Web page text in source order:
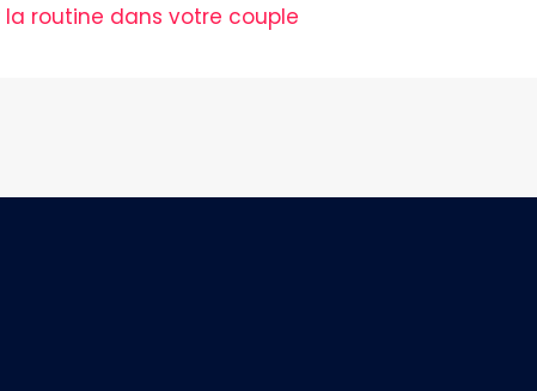
la routine dans votre couple